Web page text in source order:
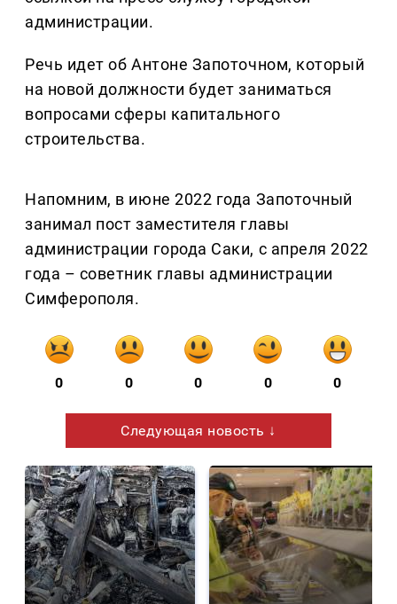
администрации.
Речь идет об Антоне Запоточном, который
на новой должности будет заниматься
вопросами сферы капитального
строительства.
Напомним, в июне 2022 года Запоточный
занимал пост заместителя главы
администрации города Саки, с апреля 2022
года – советник главы администрации
Симферополя.
0 0 0 0 0
Следующая новость ↓